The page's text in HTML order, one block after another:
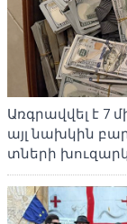
Առգրավվել է 7
այլ նախկին
տների